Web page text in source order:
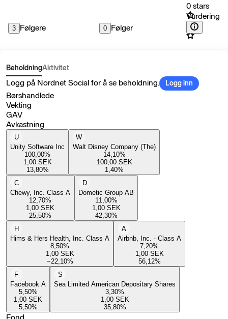
3 Følgere 0 Følger
0 stars
Vurdering
BeholdningAktivitet
Logg på Nordnet Social for å se beholdning. Logg inn
Børshandlede
Vekting
GAV
Avkastning
U
Unity Software Inc
100,00%
1,00 SEK
13,80%
W
Walt Disney Company (The)
14,10%
100,00 SEK
1,40%
C
Chewy, Inc. Class A
12,70%
1,00 SEK
25,50%
D
Dometic Group AB
11,00%
1,00 SEK
42,30%
H
Hims & Hers Health, Inc. Class A
8,50%
1,00 SEK
−22,10%
A
Airbnb, Inc. - Class A
7,20%
1,00 SEK
56,12%
F
Facebook A
5,50%
1,00 SEK
5,50%
S
Sea Limited American Depositary Shares
3,30%
1,00 SEK
35,80%